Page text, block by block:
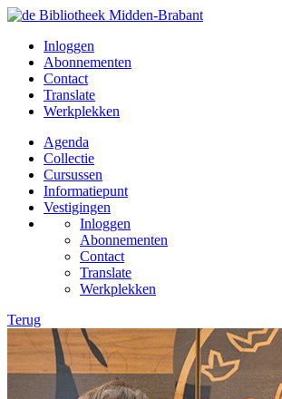
Inloggen
Abonnementen
Contact
Translate
Werkplekken
Agenda
Collectie
Cursussen
Informatiepunt
Vestigingen
Inloggen
Abonnementen
Contact
Translate
Werkplekken
Terug